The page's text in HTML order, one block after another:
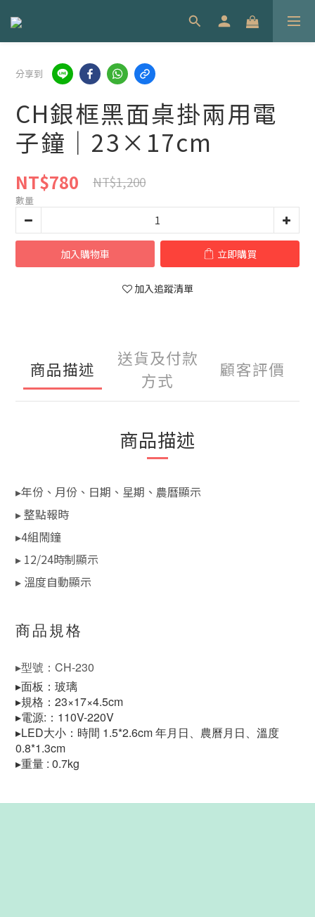
分享到
CH銀框黑面桌掛兩用電
子鐘｜23×17cm
NT$780 NT$1,200
數量
加入購物車 立即購買
加入追蹤清單
商品描述
送貨及付款
方式
顧客評價
商品描述
▸年份、月份、日期、星期、農曆顯示
▸ 整點報時
▸4組鬧鐘
▸ 12/24時制顯示
▸ 溫度自動顯示
商品規格
▸型號：CH-230
▸面板：玻璃
▸規格：23×17×4.5cm
▸電源:：110V-220V
▸LED大小：時間 1.5*2.6cm 年月日、農曆月日、溫度
0.8*1.3cm
▸重量 : 0.7kg